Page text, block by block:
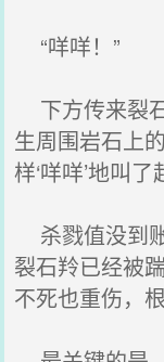
“咩咩！”
下方传来裂
生周围岩石上
样‘咩咩’地叫了
杀戮值没到
裂石羚已经被
不死也重伤，